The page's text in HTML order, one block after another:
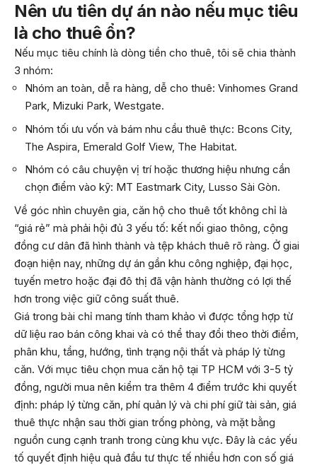
Nên ưu tiên dự án nào nếu mục tiêu
là cho thuê ổn?
Nếu mục tiêu chính là dòng tiền cho thuê, tôi sẽ chia thành
3 nhóm:
Nhóm an toàn, dễ ra hàng, dễ cho thuê: Vinhomes Grand
Park, Mizuki Park, Westgate.
Nhóm tối ưu vốn và bám nhu cầu thuê thực: Bcons City,
The Aspira, Emerald Golf View, The Habitat.
Nhóm có câu chuyện vị trí hoặc thương hiệu nhưng cần
chọn điểm vào kỹ: MT Eastmark City, Lusso Sài Gòn.
Về góc nhìn chuyên gia, căn hộ cho thuê tốt không chỉ là
“giá rẻ” mà phải hội đủ 3 yếu tố: kết nối giao thông, cộng
đồng cư dân đã hình thành và tệp khách thuê rõ ràng. Ở giai
đoạn hiện nay, những dự án gần khu công nghiệp, đại học,
tuyến metro hoặc đại đô thị đã vận hành thường có lợi thế
hơn trong việc giữ công suất thuê.
Giá trong bài chỉ mang tính tham khảo vì được tổng hợp từ
dữ liệu rao bán công khai và có thể thay đổi theo thời điểm,
phân khu, tầng, hướng, tình trạng nội thất và pháp lý từng
căn. Với mục tiêu chọn mua căn hộ tại TP HCM với 3-5 tỷ
đồng, người mua nên kiểm tra thêm 4 điểm trước khi quyết
định: pháp lý từng căn, phí quản lý và chi phí giữ tài sản, giá
thuê thực nhận sau thời gian trống phòng, và mặt bằng
nguồn cung cạnh tranh trong cùng khu vực. Đây là các yếu
tố quyết định hiệu quả đầu tư thực tế nhiều hơn con số giá